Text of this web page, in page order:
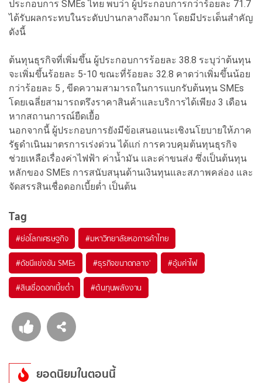
ประกอบการ SMEs ไทย พบว่า ผู้ประกอบการกว่าร้อยละ 71.7
ได้รับผลกระทบในระดับปานกลางถึงมาก โดยมีประเด็นสำคัญ
ดังนี้
ต้นทุนธุรกิจที่เพิ่มขึ้น ผู้ประกอบการร้อยละ 38.8 ระบุว่าต้นทุน
จะเพิ่มขึ้นร้อยละ 5-10 ขณะที่ร้อยละ 32.8 คาดว่าเพิ่มขึ้นน้อย
กว่าร้อยละ 5 , ขีดความสามารถในการแบกรับต้นทุน SMEs
โดยเฉลี่ยสามารถตรึงราคาสินค้าและบริการได้เพียง 3 เดือน
หากสถานการณ์ยืดเยื้อ
นอกจากนี้ ผู้ประกอบการยังมีข้อเสนอแนะเชิงนโยบายให้ภาค
รัฐดำเนินมาตรการเร่งด่วน ได้แก่ การควบคุมต้นทุนธุรกิจ
ช่วยเหลือเรื่องค่าไฟฟ้า ค่าน้ำมัน และค่าขนส่ง ซึ่งเป็นต้นทุน
หลักของ SMEs การสนับสนุนด้านเงินทุนและสภาพคล่อง และ
จัดสรรสินเชื่อดอกเบี้ยต่ำ เป็นต้น
Tag
#ย่อโลกเศรษฐกิจ #มหาวิทยาลัยหอการค้าไทย
#ดัชนีแข่งขัน SMEs #ธุรกิจขนาดกลาง' #อุ้มค่าไฟ
#สินเชื่อดอกเบี้ยต่ำ #ต้นทุนพลังงาน
ยอดนิยมในตอนนี้